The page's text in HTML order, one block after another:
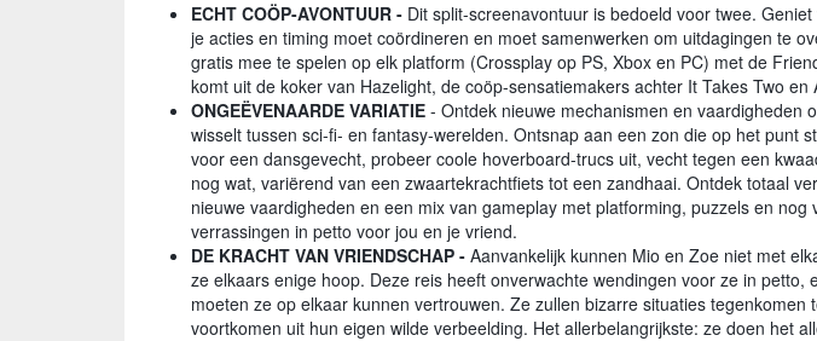
ECHT COÖP-AVONTUUR - Dit split-screenavontuur is bedoeld voor twee.
je acties en timing moet coördineren en moet samenwerken om uitdagingen te
gratis mee te spelen op elk platform (Crossplay op PS, Xbox en PC) met de
komt uit de koker van Hazelight, de coöp-sensatiemakers achter It Takes Two en
ONGEËVENAARDE VARIATIE - Ontdek nieuwe mechanismen en vaardigheden
wisselt tussen sci-fi- en fantasy-werelden. Ontsnap aan een zon die op het punt
voor een dansgevecht, probeer coole hoverboard-trucs uit, vecht tegen een
nog wat, variërend van een zwaartekrachtfiets tot een zandhaai. Ontdek totaal
nieuwe vaardigheden en een mix van gameplay met platforming, puzzels en nog
verrassingen in petto voor jou en je vriend.
DE KRACHT VAN VRIENDSCHAP - Aanvankelijk kunnen Mio en Zoe niet met
ze elkaars enige hoop. Deze reis heeft onverwachte wendingen voor ze in petto,
moeten ze op elkaar kunnen vertrouwen. Ze zullen bizarre situaties tegenkomen
voortkomen uit hun eigen wilde verbeelding. Het allerbelangrijkste: ze doen het